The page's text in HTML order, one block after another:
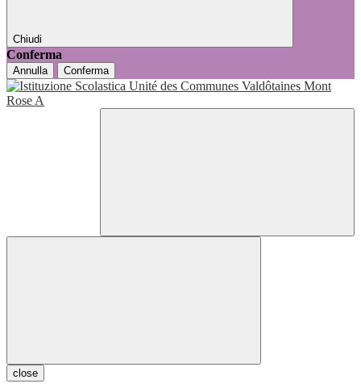
Chiudi
Conferma
Annulla Conferma
close